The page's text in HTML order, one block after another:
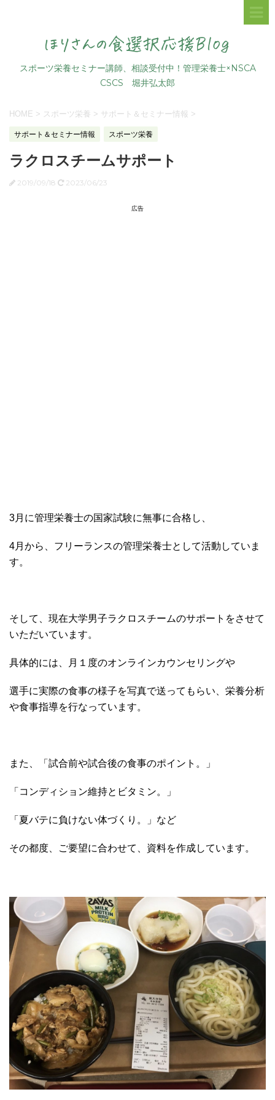
スポーツ栄養セミナー講師、相談受付中！管理栄養士×NSCA
CSCS 堀井弘太郎
HOME > スポーツ栄養 > サポート＆セミナー情報 >
サポート＆セミナー情報 スポーツ栄養
ラクロスチームサポート
2019/09/18 2023/06/23
広告
3月に管理栄養士の国家試験に無事に合格し、
4月から、フリーランスの管理栄養士として活動していま
す。
そして、現在大学男子ラクロスチームのサポートをさせて
いただいています。
具体的には、月１度のオンラインカウンセリングや
選手に実際の食事の様子を写真で送ってもらい、栄養分析
や食事指導を行なっています。
また、「試合前や試合後の食事のポイント。」
「コンディション維持とビタミン。」
「夏バテに負けない体づくり。」など
その都度、ご要望に合わせて、資料を作成しています。